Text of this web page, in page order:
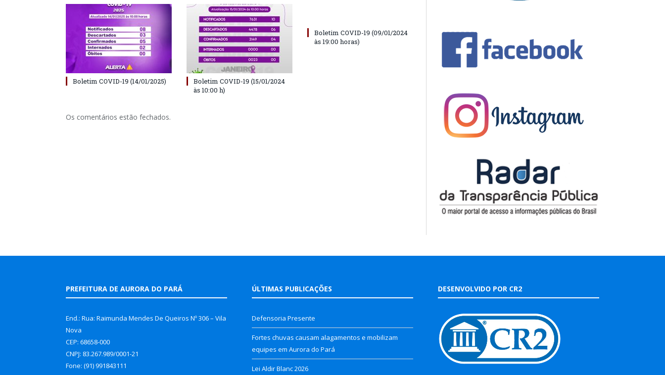
Boletim COVID-19 (14/01/2025)
Boletim COVID-19 (15/01/2024
às 10:00 h)
Boletim COVID-19 (09/01/2024
às 19:00 horas)
Os comentários estão fechados.
PREFEITURA DE AURORA DO PARÁ
End.: Rua: Raimunda Mendes De Queiros Nº 306 – Vila
Nova
CEP: 68658-000
CNPJ: 83.267.989/0001-21
Fone: (91) 991843111
ÚLTIMAS PUBLICAÇÕES
Defensoria Presente
Fortes chuvas causam alagamentos e mobilizam
equipes em Aurora do Pará
Lei Aldir Blanc 2026
DESENVOLVIDO POR CR2